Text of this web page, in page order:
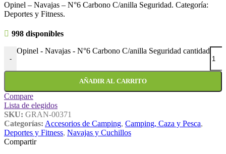
Opinel – Navajas – N°6 Carbono C/anilla Seguridad. Categoría:
Deportes y Fitness.
998 disponibles
-
Opinel - Navajas - N°6 Carbono C/anilla Seguridad cantidad
AÑADIR AL CARRITO
Compare
Lista de elegidos
SKU: GRAN-00371
Categorías: Accesorios de Camping, Camping, Caza y Pesca,
Deportes y Fitness, Navajas y Cuchillos
Compartir